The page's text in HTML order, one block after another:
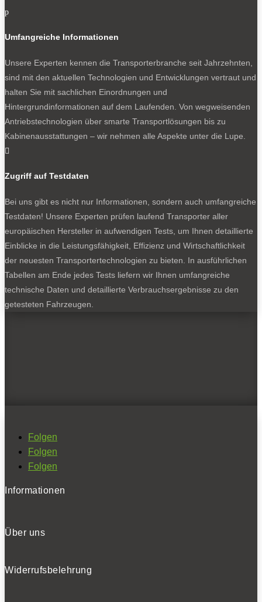
p
Umfangreiche Informationen
Unsere Experten kennen die Transporterbranche seit Jahrzehnten,
sind mit den aktuellen Technologien und Entwicklungen vertraut und
halten Sie mit sachlichen Einordnungen und
Hintergrundinformationen auf dem Laufenden. Von wegweisenden
Antriebstechnologien über smarte Transportlösungen bis zu
Kabinenausstattungen – wir nehmen alle Aspekte unter die Lupe.

Zugriff auf Testdaten
Bei uns gibt es nicht nur Informationen, sondern auch umfangreiche
Testdaten! Unsere Experten prüfen laufend Transporter aller
europäischen Hersteller in aufwendigen Tests, um Ihnen detaillierte
Einblicke in die Leistungsfähigkeit, Effizienz und Wirtschaftlichkeit
der neuesten Transportertechnologien zu bieten. In ausführlichen
Tabellen am Ende jedes Tests liefern wir Ihnen umfangreiche
technische Daten und detaillierte Verbrauchsergebnisse zu den
getesteten Fahrzeugen.
Folgen
Folgen
Folgen
Informationen
Über uns
Widerrufsbelehrung